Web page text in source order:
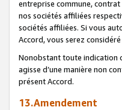
entreprise commune,
nos sociétés affiliées
sociétés affiliées. Si vous
Accord, vous serez
Nonobstant toute indication
agisse d’une manière non
présent Accord.
13.Amendement